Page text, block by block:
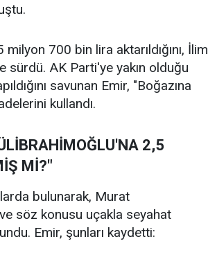
700 bin lira aktarıldığını, İlim
sürdü. AK Parti'ye yakın olduğu
savunan Emir, "Boğazına
kullandı.
2,5
Mİ?"
bulunarak, Murat
söz konusu uçakla seyahat
Emir, şunları kaydetti: